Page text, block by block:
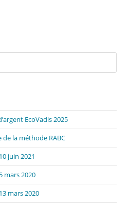
EcoVadis 2025
la méthode RABC
juin 2021
mars 2020
mars 2020